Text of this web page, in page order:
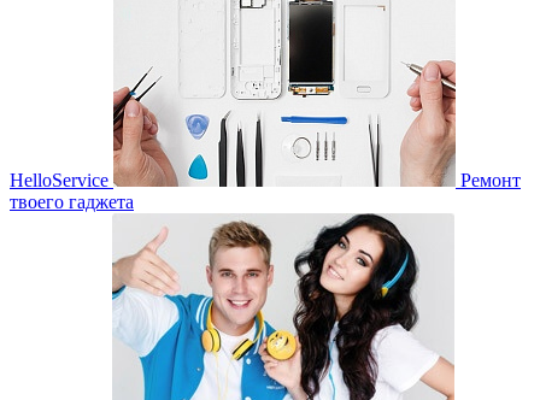
HelloService
Ремонт
твоего гаджета